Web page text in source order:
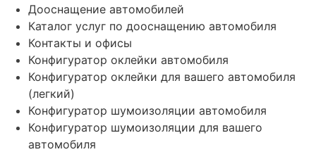
Дооснащение автомобилей
Каталог услуг по дооснащению автомобиля
Контакты и офисы
Конфигуратор оклейки автомобиля
Конфигуратор оклейки для вашего автомобиля
(легкий)
Конфигуратор шумоизоляции автомобиля
Конфигуратор шумоизоляции для вашего
автомобиля